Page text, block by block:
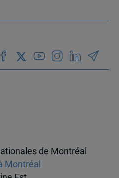
de Montréal
Montréal